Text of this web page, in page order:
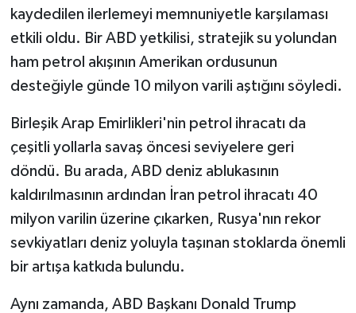
kaydedilen ilerlemeyi memnuniyetle karşılaması
etkili oldu. Bir ABD yetkilisi, stratejik su yolundan
ham petrol akışının Amerikan ordusunun
desteğiyle günde 10 milyon varili aştığını söyledi.
Birleşik Arap Emirlikleri'nin petrol ihracatı da
çeşitli yollarla savaş öncesi seviyelere geri
döndü. Bu arada, ABD deniz ablukasının
kaldırılmasının ardından İran petrol ihracatı 40
milyon varilin üzerine çıkarken, Rusya'nın rekor
sevkiyatları deniz yoluyla taşınan stoklarda önemli
bir artışa katkıda bulundu.
Aynı zamanda, ABD Başkanı Donald Trump